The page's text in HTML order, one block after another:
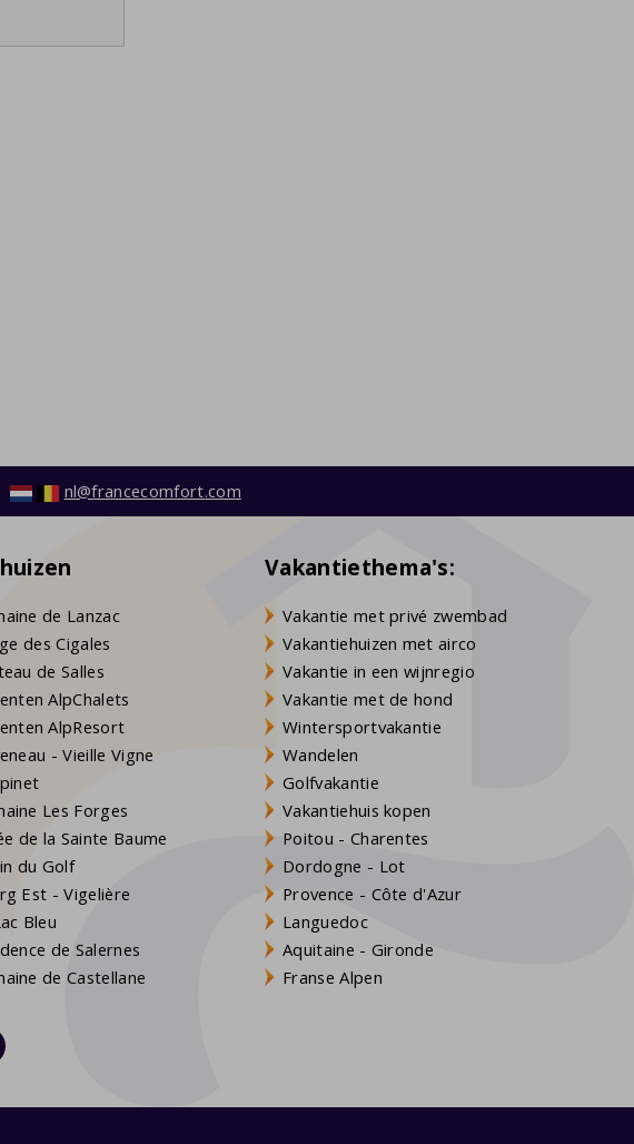
nl@francecomfort.com
de Lanzac
des Cigales
de Salles
AlpChalets
AlpResort
- Vieille Vigne
Les Forges
de la Sainte Baume
du Golf
Est - Vigelière
Bleu
de Salernes
de Castellane
Vakantiethema's:
Vakantie met privé zwembad
Vakantiehuizen met airco
Vakantie in een wijnregio
Vakantie met de hond
Wintersportvakantie
Wandelen
Golfvakantie
Vakantiehuis kopen
Poitou - Charentes
Dordogne - Lot
Provence - Côte d'Azur
Languedoc
Aquitaine - Gironde
Franse Alpen